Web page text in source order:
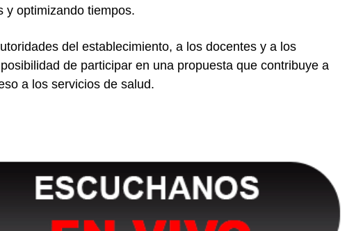
y optimizando tiempos.
del establecimiento, a los docentes y a los
de participar en una propuesta que contribuye a
a los servicios de salud.